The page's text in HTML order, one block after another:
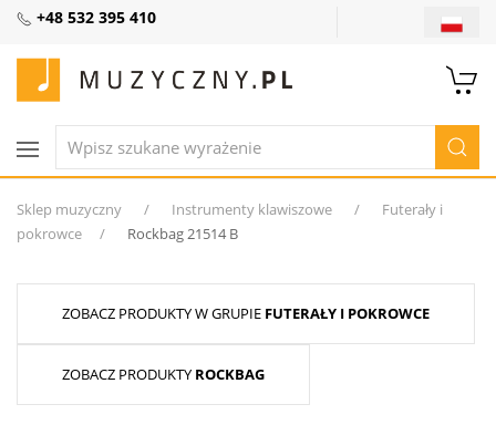
+48 532 395 410
Sklep muzyczny Instrumenty klawiszowe
Futerały i
pokrowce
Rockbag 21514 B
ZOBACZ PRODUKTY W GRUPIE FUTERAŁY I POKROWCE
ZOBACZ PRODUKTY ROCKBAG